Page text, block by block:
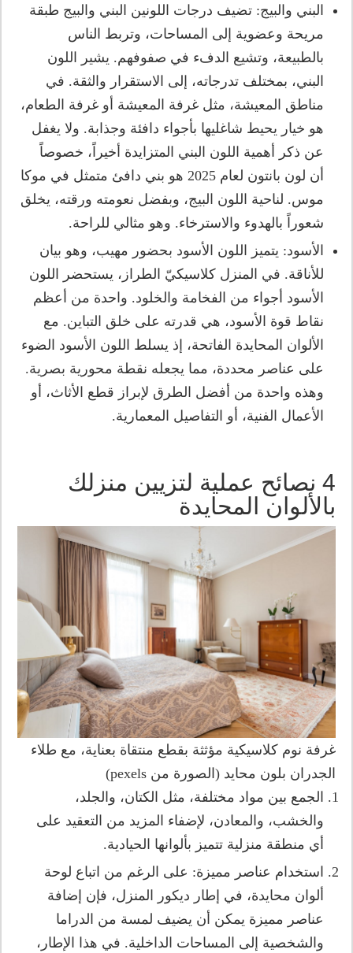
البني والبيج: تضيف درجات اللونين البني والبيج طبقة
مريحة وعضوية إلى المساحات، وتربط الناس
بالطبيعة، وتشيع الدفء في صفوفهم. يشير اللون
البني، بمختلف تدرجاته، إلى الاستقرار والثقة. في
مناطق المعيشة، مثل غرفة المعيشة أو غرفة الطعام،
هو خيار يحيط شاغليها بأجواء دافئة وجذابة. ولا يغفل
عن ذكر أهمية اللون البني المتزايدة أخيراً، خصوصاً
أن لون بانتون لعام 2025 هو بني دافئ متمثل في موكا
موس. لناحية اللون البيج، وبفضل نعومته ورقته، يخلق
شعوراً بالهدوء والاسترخاء. وهو مثالي للراحة.
الأسود: يتميز اللون الأسود بحضور مهيب، وهو بيان
للأناقة. في المنزل كلاسيكيّ الطراز، يستحضر اللون
الأسود أجواء من الفخامة والخلود. واحدة من أعظم
نقاط قوة الأسود، هي قدرته على خلق التباين. مع
الألوان المحايدة الفاتحة، إذ يسلط اللون الأسود الضوء
على عناصر محددة، مما يجعله نقطة محورية بصرية.
وهذه واحدة من أفضل الطرق لإبراز قطع الأثاث، أو
الأعمال الفنية، أو التفاصيل المعمارية.
4 نصائح عملية لتزيين منزلك
بالألوان المحايدة
غرفة نوم كلاسيكية مؤثثة بقطع منتقاة بعناية، مع طلاء
الجدران بلون محايد (الصورة من pexels)
الجمع بين مواد مختلفة، مثل الكتان، والجلد،
والخشب، والمعادن، لإضفاء المزيد من التعقيد على
أي منطقة منزلية تتميز بألوانها الحيادية.
استخدام عناصر مميزة: على الرغم من اتباع لوحة
ألوان محايدة، في إطار ديكور المنزل، فإن إضافة
عناصر مميزة يمكن أن يضيف لمسة من الدراما
والشخصية إلى المساحات الداخلية. في هذا الإطار،